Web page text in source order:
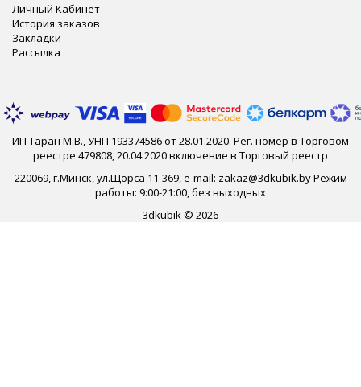
Личный Кабинет
История заказов
Закладки
Рассылка
ИП Таран М.В., УНП 193374586 от 28.01.2020. Рег. номер в Торговом
реестре 479808, 20.04.2020 включение в Торговый реестр
220069, г.Минск, ул.Щорса 11-369, e-mail: zakaz@3dkubik.by Режим
работы: 9:00-21:00, без выходных
3dkubik © 2026